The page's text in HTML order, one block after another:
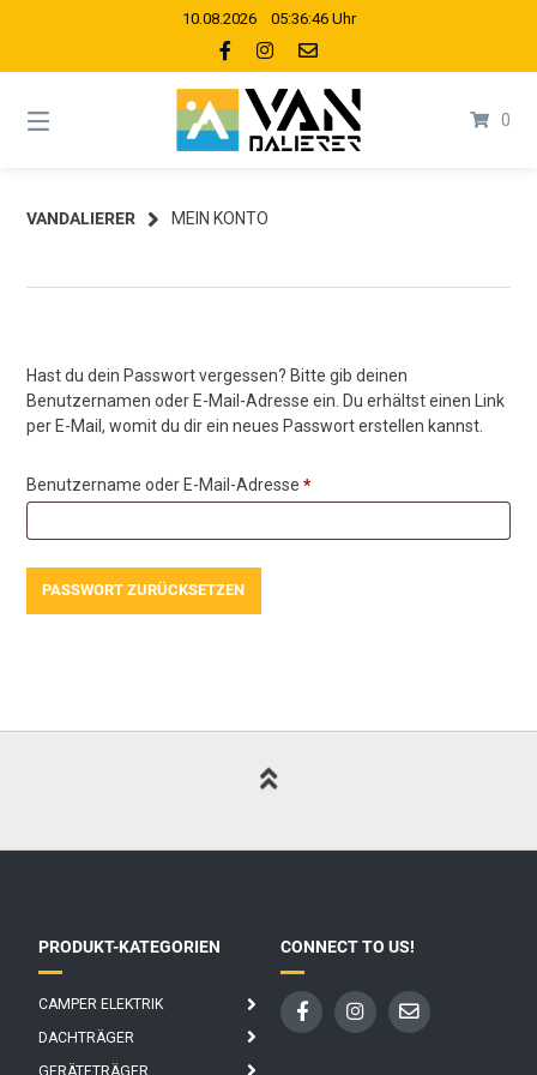
10.08.2026 05:36:46 Uhr
0
VANDALIERER MEIN KONTO
Hast du dein Passwort vergessen? Bitte gib deinen
Benutzernamen oder E-Mail-Adresse ein. Du erhältst einen Link
per E-Mail, womit du dir ein neues Passwort erstellen kannst.
Benutzername oder E-Mail-Adresse*Erforderlich
PASSWORT ZURÜCKSETZEN
PRODUKT-KATEGORIEN
CAMPER ELEKTRIK
DACHTRÄGER
GERÄTETRÄGER
CONNECT TO US!